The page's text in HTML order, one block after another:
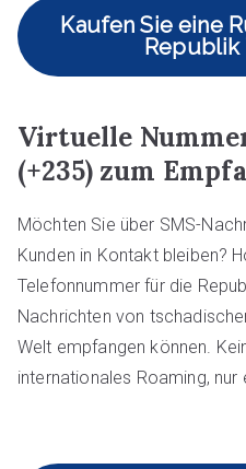
Kaufen Sie eine
Republik
Virtuelle
(+235) zum
Möchten Sie über SMS-
Kunden in Kontakt bleiben?
Telefonnummer für die
Nachrichten von
Welt empfangen können.
internationales Roaming,